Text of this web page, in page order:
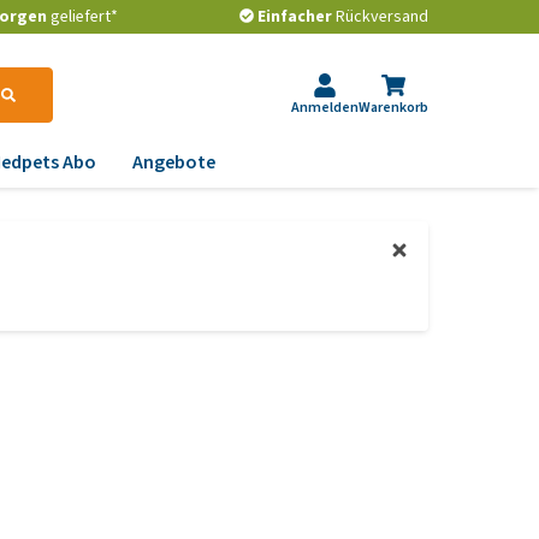
geliefert* EinfacherRückversand
AnmeldenWarenkorb
Abo Angebote